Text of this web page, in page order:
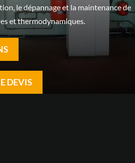
le dépannage et la maintenance de
et thermodynamiques.
DEVIS